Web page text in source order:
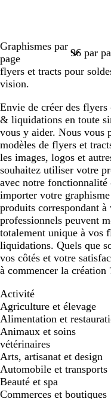
Graphismes par
page
flyers et tracts pour
vision.
Envie de créer des flyers
& liquidations en toute
vous y aider. Nous vous
modèles de flyers et
les images, logos et
souhaitez utiliser votre
avec notre
importer votre
produits correspondant
professionnels peuvent
totalement unique à vos
liquidations. Quels que
vos côtés et votre
à commencer la création
Activité
Agriculture et élevage
Alimentation et
Animaux et soins
vétérinaires
Arts, artisanat et design
Automobile et transports
Beauté et spa
Commerces et boutiques